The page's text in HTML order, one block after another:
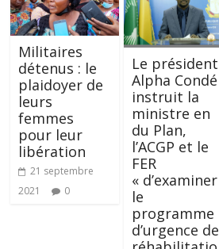
Militaires
détenus : le
plaidoyer de
leurs
femmes
pour leur
libération
21 septembre
2021
0
Le président
Alpha Condé
instruit la
ministre en
du Plan,
l’ACGP et le
FER
« d’examiner
le
programme
d’urgence de